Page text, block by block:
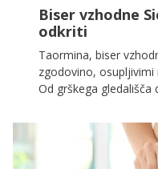
Biser vzhodne
odkriti
Taormina, biser
zgodovino, osupljivimi
Od grškega gledališča
doživetje za vsakogar.